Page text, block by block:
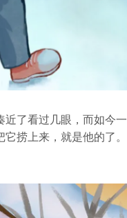
近了看过几眼，而如今一
捞上来，就是他的了。